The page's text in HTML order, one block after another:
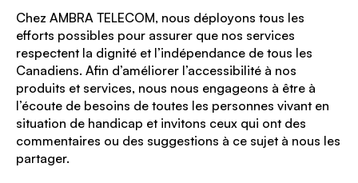
Chez AMBRA TELECOM, nous déployons tous les
efforts possibles pour assurer que nos services
respectent la dignité et l’indépendance de tous les
Canadiens. Afin d’améliorer l’accessibilité à nos
produits et services, nous nous engageons à être à
l’écoute de besoins de toutes les personnes vivant en
situation de handicap et invitons ceux qui ont des
commentaires ou des suggestions à ce sujet à nous les
partager.